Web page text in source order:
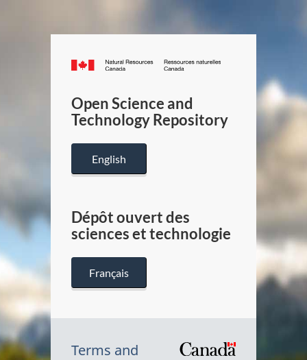
Canada.ca
/
Canada
Open Science and
Technology Repository
English
Dépôt ouvert des
sciences et technologie
Français
Terms and